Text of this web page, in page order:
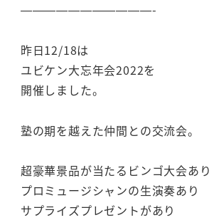
———————————-
昨日12/18は
ユビケン大忘年会2022を
開催しました。
塾の期を越えた仲間との交流会。
超豪華景品が当たるビンゴ大会あり
プロミュージシャンの生演奏あり
サプライズプレゼントがあり